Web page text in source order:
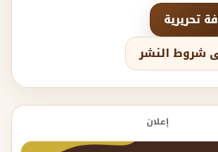
تحريرية
شروط النشر
إعلان